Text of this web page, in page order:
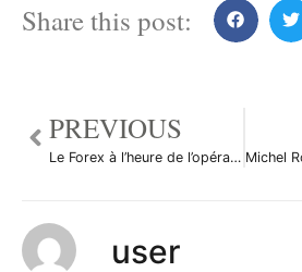
Share this post:
PREVIOUS
Le Forex à l’heure de l’opération exceptionnelle de prêt de la BCE
user